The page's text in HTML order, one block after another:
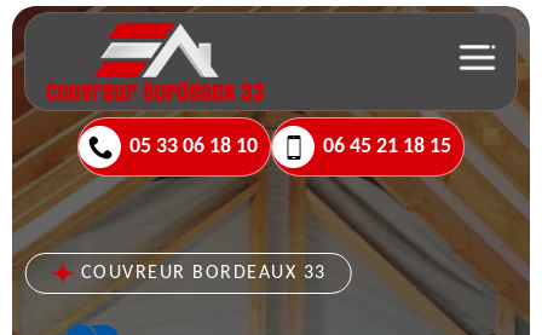
05 33 06 18 10 06 45 21 18 15
COUVREUR BORDEAUX 33